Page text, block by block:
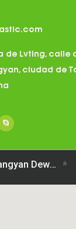
de Lvting, calle
ciudad de